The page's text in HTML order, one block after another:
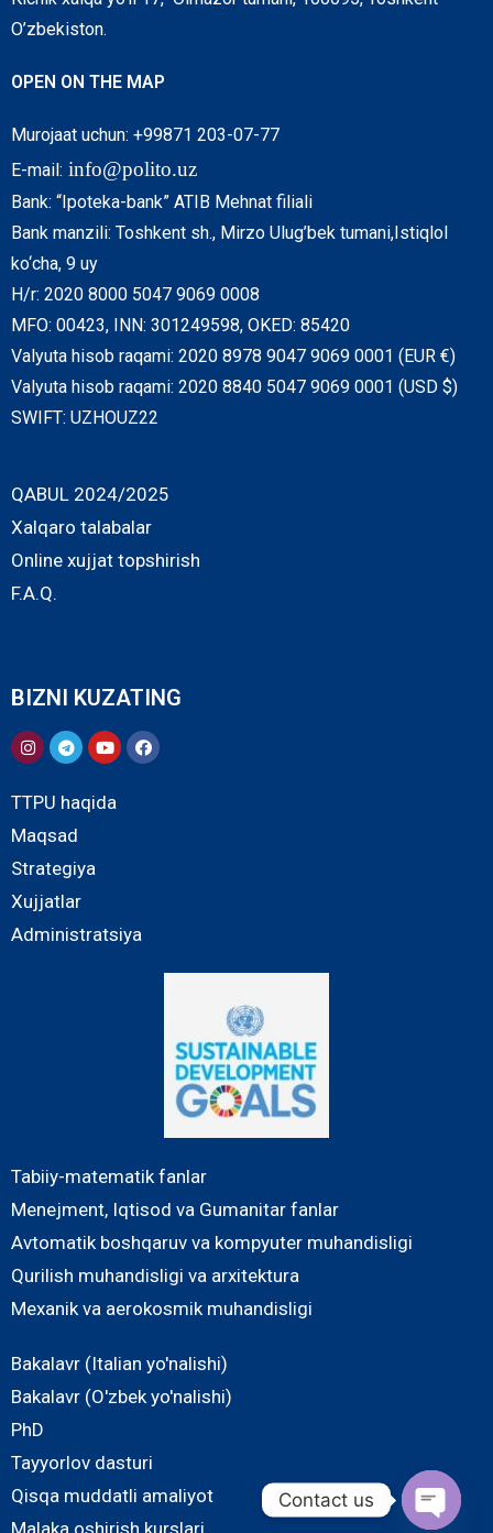
O’zbekiston.
OPEN ON THE MAP
Murojaat uchun: +99871 203-07-77
E-mail: info@polito.uz
Bank: “Ipoteka-bank” ATIB Mehnat filiali
Bank manzili: Toshkent sh., Mirzo Ulug’bek tumani,Istiqlol
ko‘cha, 9 uy
H/r: 2020 8000 5047 9069 0008
MFO: 00423, INN: 301249598, OKED: 85420
Valyuta hisob raqami: 2020 8978 9047 9069 0001 (EUR €)
Valyuta hisob raqami: 2020 8840 5047 9069 0001 (USD $)
SWIFT: UZHOUZ22
QABUL 2024/2025
Xalqaro talabalar
Online xujjat topshirish
F.A.Q.
BIZNI KUZATING
TTPU haqida
Maqsad
Strategiya
Xujjatlar
Administratsiya
Tabiiy-matematik fanlar
Menejment, Iqtisod va Gumanitar fanlar
Avtomatik boshqaruv va kompyuter muhandisligi
Qurilish muhandisligi va arxitektura
Mexanik va aerokosmik muhandisligi
Bakalavr (Italian yo'nalishi)
Bakalavr (O'zbek yo'nalishi)
PhD
Tayyorlov dasturi
Qisqa muddatli amaliyot
Malaka oshirish kurslari
Contact us